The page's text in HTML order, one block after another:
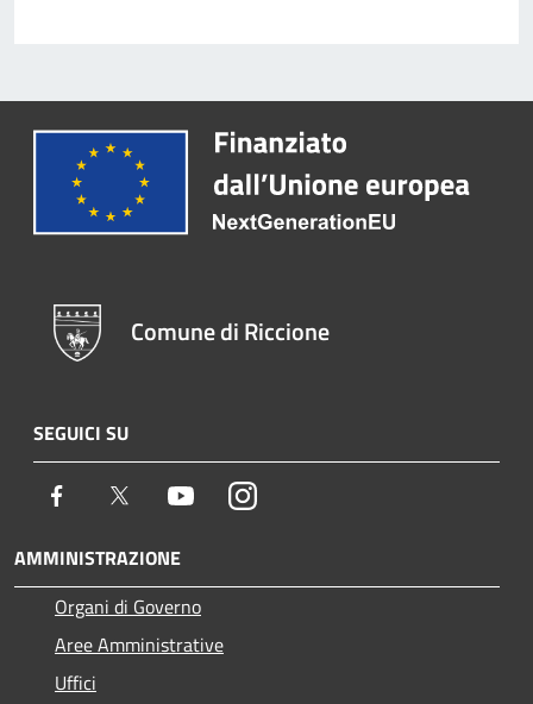
Comune di Riccione
SEGUICI SU
Facebook Twitter YoutubeInstagram
AMMINISTRAZIONE
Organi di Governo
Aree Amministrative
Uffici